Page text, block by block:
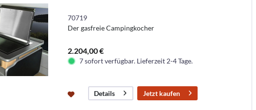
70719
Der gasfreie Campingkocher
2.204,00 €
7 sofort verfügbar. Lieferzeit 2-4 Tage.
Details Jetzt kaufen